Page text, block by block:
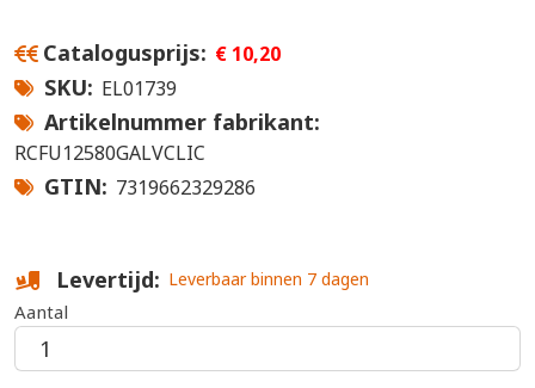
Catalogusprijs € 10,20
SKU EL01739
Artikelnummer fabrikant
RCFU12580GALVCLIC
GTIN 7319662329286
Levertijd Leverbaar binnen 7 dagen
Aantal